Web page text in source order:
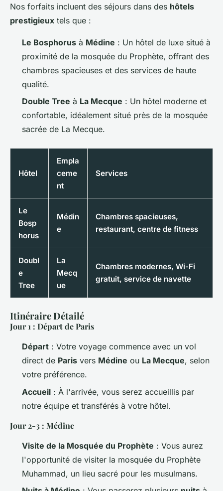
Nos forfaits incluent des séjours dans des hôtels
prestigieux tels que :
Le Bosphorus à Médine : Un hôtel de luxe situé à
proximité de la mosquée du Prophète, offrant des
chambres spacieuses et des services de haute
qualité.
Double Tree à La Mecque : Un hôtel moderne et
confortable, idéalement situé près de la mosquée
sacrée de La Mecque.
Hôtel
Empla
ceme
nt
Services
Le
Bosp
horus
Médin
e
Chambres spacieuses,
restaurant, centre de fitness
Doubl
e
Tree
La
Mecq
ue
Chambres modernes, Wi-Fi
gratuit, service de navette
Itinéraire Détailé
Jour 1 : Départ de Paris
Départ : Votre voyage commence avec un vol
direct de Paris vers Médine ou La Mecque, selon
votre préférence.
Accueil : À l'arrivée, vous serez accueillis par
notre équipe et transférés à votre hôtel.
Jour 2-3 : Médine
Visite de la Mosquée du Prophète : Vous aurez
l'opportunité de visiter la mosquée du Prophète
Muhammad, un lieu sacré pour les musulmans.